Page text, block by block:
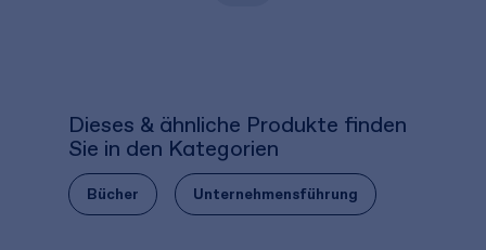
Dieses & ähnliche Produkte finden
Sie in den Kategorien
Bücher Unternehmensführung